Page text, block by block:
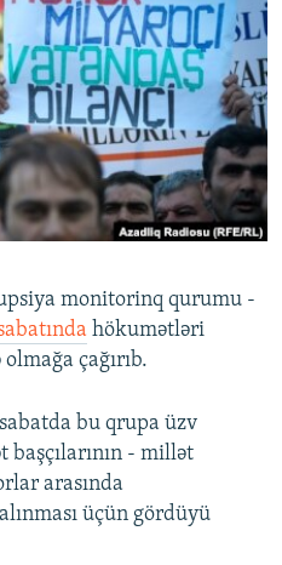
monitorinq qurumu -
hökumətləri
çağırıb.
bu qrupa üzv
- millət
arasında
üçün gördüyü